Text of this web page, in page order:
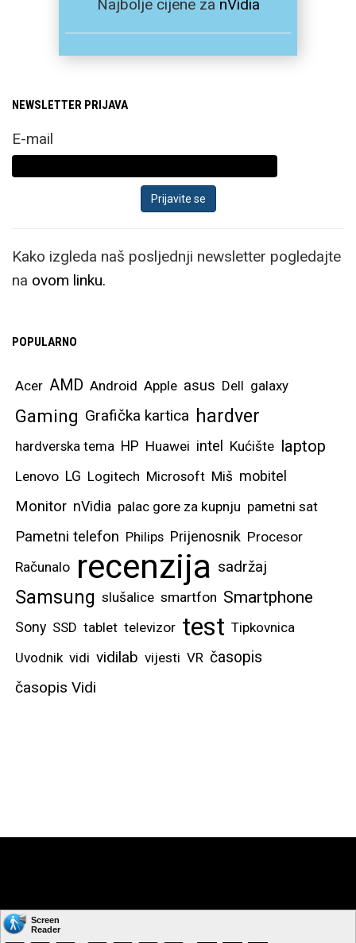
Najbolje cijene za nVidia
NEWSLETTER PRIJAVA
E-mail
Kako izgleda naš posljednji newsletter pogledajte
na ovom linku.
POPULARNO
Acer AMD Android Apple asus Dell galaxy
Gaming Grafička kartica hardver
hardverska tema HP Huawei intel Kućište laptop
Lenovo LG Logitech Microsoft Miš mobitel
Monitor nVidia palac gore za kupnju pametni sat
Pametni telefon Philips Prijenosnik Procesor
Računalo recenzija sadržaj
Samsung slušalice smartfon Smartphone
Sony SSD tablet televizor test Tipkovnica
Uvodnik vidi vidilab vijesti VR časopis
časopis Vidi